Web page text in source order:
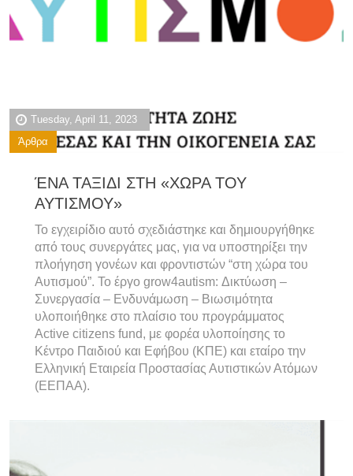
Tuesday, April 11, 2023
Άρθρα
ΈΝΑ ΤΑΞΙΔΙ ΣΤΗ «ΧΩΡΑ ΤΟΥ
ΑΥΤΙΣΜΟΥ»
Το εγχειρίδιο αυτό σχεδιάστηκε και δημιουργήθηκε
από τους συνεργάτες μας, για να υποστηρίξει την
πλοήγηση γονέων και φροντιστών “στη χώρα του
Αυτισμού”. Το έργο grow4autism: Δικτύωση –
Συνεργασία – Ενδυνάμωση – Βιωσιμότητα
υλοποιήθηκε στο πλαίσιο του προγράμματος
Active citizens fund, με φορέα υλοποίησης το
Κέντρο Παιδιού και Εφήβου (ΚΠΕ) και εταίρο την
Ελληνική Εταιρεία Προστασίας Αυτιστικών Ατόμων
(ΕΕΠΑΑ).